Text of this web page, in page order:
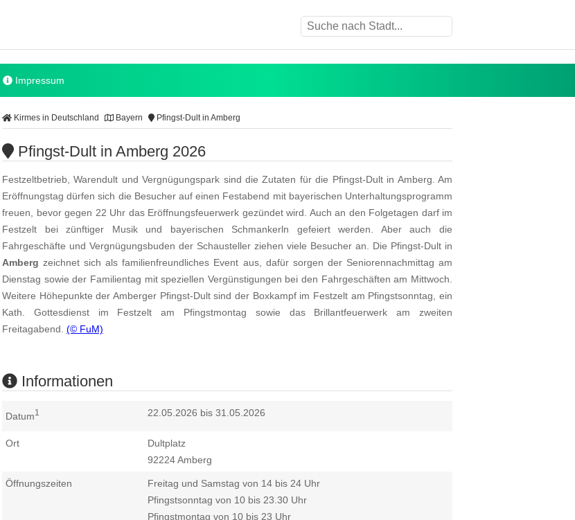
Impressum
Kirmes in Deutschland Bayern Pfingst-Dult in Amberg
Pfingst-Dult in Amberg 2026
Festzeltbetrieb, Warendult und Vergnügungspark sind die Zutaten für die Pfingst-Dult in Amberg. Am
Eröffnungstag dürfen sich die Besucher auf einen Festabend mit bayerischen Unterhaltungsprogramm
freuen, bevor gegen 22 Uhr das Eröffnungsfeuerwerk gezündet wird. Auch an den Folgetagen darf im
Festzelt bei zünftiger Musik und bayerischen Schmankerln gefeiert werden. Aber auch die
Fahrgeschäfte und Vergnügungsbuden der Schausteller ziehen viele Besucher an. Die Pfingst-Dult in
Amberg zeichnet sich als familienfreundliches Event aus, dafür sorgen der Seniorennachmittag am
Dienstag sowie der Familientag mit speziellen Vergünstigungen bei den Fahrgeschäften am Mittwoch.
Weitere Höhepunkte der Amberger Pfingst-Dult sind der Boxkampf im Festzelt am Pfingstsonntag, ein
Kath. Gottesdienst im Festzelt am Pfingstmontag sowie das Brillantfeuerwerk am zweiten
Freitagabend. (© FuM)
Informationen
Datum1 22.05.2026 bis 31.05.2026
Ort
Dultplatz
92224Amberg
Öffnungszeiten
Freitag und Samstag von 14 bis 24 Uhr
Pfingstsonntag von 10 bis 23.30 Uhr
Pfingstmontag von 10 bis 23 Uhr